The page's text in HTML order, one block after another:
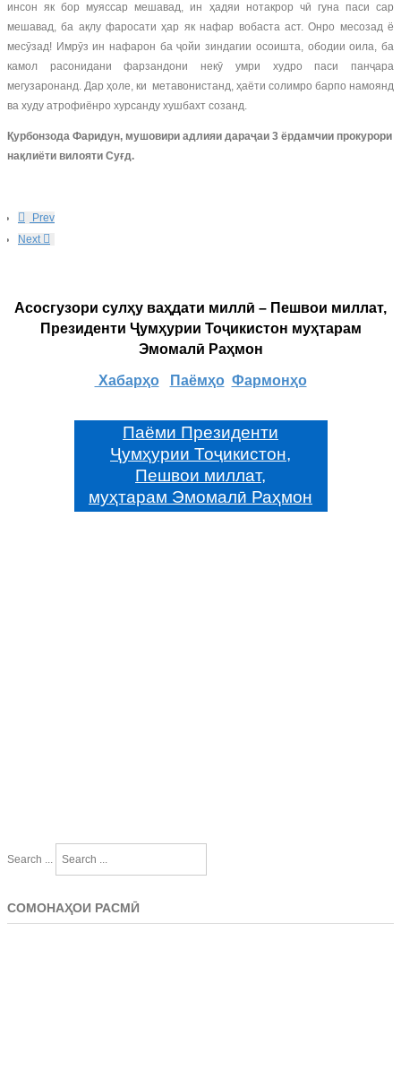
инсон як бор муяссар мешавад, ин ҳадяи нотакрор чӣ гуна паси сар
мешавад, ба ақлу фаросати ҳар як нафар вобаста аст. Онро месозад ё
месӯзад! Имрӯз ин нафарон ба ҷойи зиндагии осоишта, ободии оила, ба
камол расонидани фарзандони некӯ умри худро паси панҷара
мегузаронанд. Дар ҳоле, ки метавонистанд, ҳаёти солимро барпо намоянд
ва худу атрофиёнро хурсанду хушбахт созанд.
Қурбонзода Фаридун, мушовири адлияи дараҷаи 3 ёрдамчии прокурори
нақлиёти вилояти Суғд.
Prev
Next
Асосгузори сулҳу ваҳдати миллӣ – Пешвои миллат,
Президенти Ҷумҳурии Тоҷикистон муҳтарам
Эмомалӣ Раҳмон
Хабарҳо Паёмҳо Фармонҳо
Паёми Президенти
Ҷумҳурии Тоҷикистон,
Пешвои миллат,
муҳтарам Эмомалӣ Раҳмон
Search ...
СОМОНАҲОИ РАСМӢ